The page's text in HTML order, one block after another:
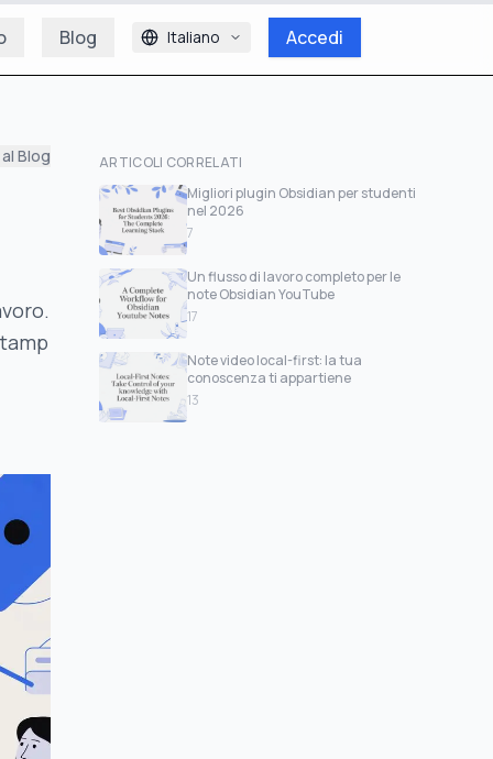
Blog Italiano Accedi
Blog
ARTICOLI CORRELATI
Migliori plugin Obsidian per studenti
nel 2026
7
Un flusso di lavoro completo per le
note Obsidian YouTube
17
Note video local-first: la tua
conoscenza ti appartiene
13